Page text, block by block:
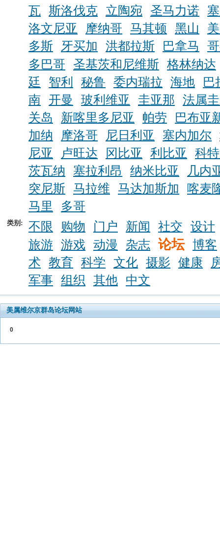
瓦 斯洛伐克 立陶宛 圣马力诺
洛文尼亚
摩纳哥 马其顿 黑山
多斯
牙买加 洪都拉斯 巴拿马
多巴哥
圣基茨和尼维斯 格林纳达
廷
智利 秘鲁 委内瑞拉 海地
巴
南
开曼 玻利维亚 圭亚那
法属
关岛
新喀里多尼亚 帕劳
巴布亚
加纳
摩洛哥 尼日利亚 塞内加尔
尼亚
卢旺达 冈比亚 利比亚
科
茨瓦纳
塞拉利昂 纳米比亚
几内
突尼斯
马拉维 马达加斯加
喀麦
马里
多哥
类别: 不限 购物 门户 新闻 社交
设计
旅游
游戏 动漫 杂志 论坛 博客
术
教育 科学 文化 摄影 健康
军事
组织 其他 中文
美属维尔京群岛论坛网站
0